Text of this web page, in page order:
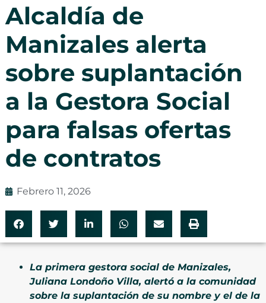
Alcaldía de
Manizales alerta
sobre suplantación
a la Gestora Social
para falsas ofertas
de contratos
Febrero 11, 2026
La primera gestora social de Manizales,
Juliana Londoño Villa, alertó a la comunidad
sobre la suplantación de su nombre y el de la